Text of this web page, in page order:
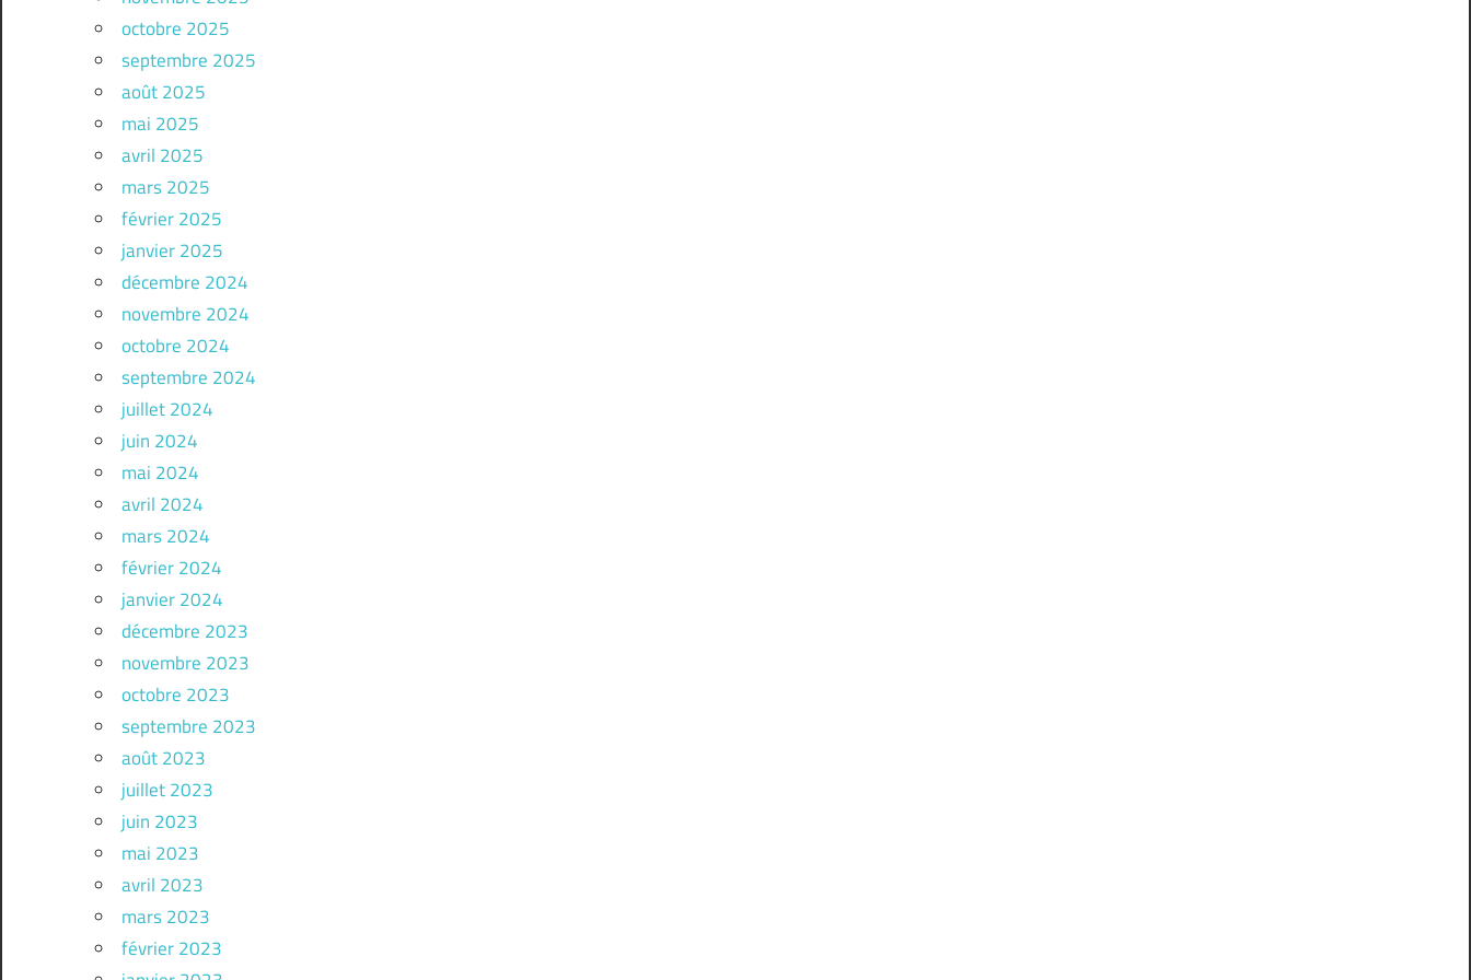
octobre 2025
septembre 2025
août 2025
mai 2025
avril 2025
mars 2025
février 2025
janvier 2025
décembre 2024
novembre 2024
octobre 2024
septembre 2024
juillet 2024
juin 2024
mai 2024
avril 2024
mars 2024
février 2024
janvier 2024
décembre 2023
novembre 2023
octobre 2023
septembre 2023
août 2023
juillet 2023
juin 2023
mai 2023
avril 2023
mars 2023
février 2023